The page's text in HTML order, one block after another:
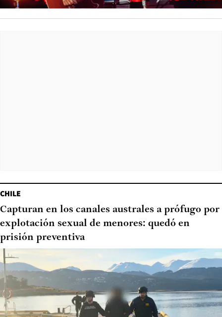
CHILE
Capturan en los canales australes a prófugo por
explotación sexual de menores: quedó en
prisión preventiva